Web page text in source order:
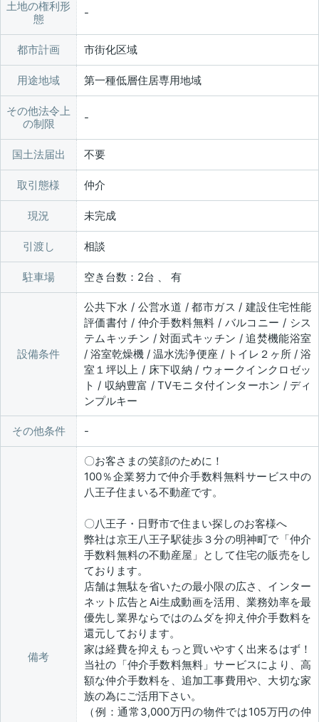
土地の権利形
態
都市計画 市街化区域
用途地域 第一種低層住居専用地域
その他法令上
の制限
国土法届出 不要
取引態様 仲介
現況 未完成
引渡し 相談
駐車場 空き台数：2台 、 有
設備条件
公共下水 / 公営水道 / 都市ガス / 建設住宅性能
評価書付 / 仲介手数料無料 / バルコニー / シス
テムキッチン / 対面式キッチン / 追焚機能浴室
/ 浴室乾燥機 / 温水洗浄便座 / トイレ２ヶ所 / 浴
室１坪以上 / 床下収納 / ウォークインクロゼッ
ト / 収納豊富 / TVモニタ付インターホン / ディ
ンプルキー
その他条件
備考
〇お客さまの笑顔のために！
100％企業努力で仲介手数料無料サービス中の
八王子住まいる不動産です。
〇八王子・日野市で住まい探しのお客様へ
弊社は京王八王子駅徒歩３分の明神町で「仲介
手数料無料の不動産屋」として住宅の販売をし
ております。
店舗は無駄を省いたの最小限の広さ、インター
ネット広告とAi生成動画を活用、業務効率を最
優先し業界ならではのムダを抑え仲介手数料を
還元しております。
家は経費を抑えもっと買いやすく出来るはず！
当社の「仲介手数料無料」サービスにより、高
額な仲介手数料を、追加工事費用や、大切な家
族の為にご活用下さい。
（例：通常3,000万円の物件では105万円の仲